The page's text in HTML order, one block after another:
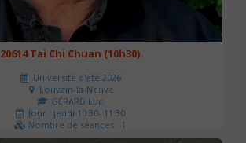
20614 Tai Chi Chuan (10h30)
Université d'été 2026
Louvain-la-Neuve
GÉRARD Luc
Jour : jeudi 10:30- 11:30
Nombre de séances : 1
0 €